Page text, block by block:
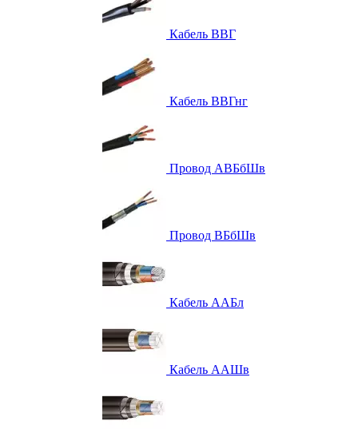
Кабель ВВГ
Кабель ВВГнг
Провод АВБбШв
Провод ВБбШв
Кабель ААБл
Кабель ААШв